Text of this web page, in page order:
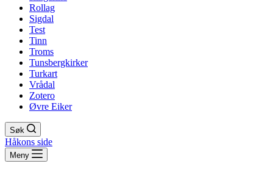
Rollag
Sigdal
Test
Tinn
Troms
Tunsbergkirker
Turkart
Vrådal
Zotero
Øvre Eiker
Søk
Håkons side
Meny